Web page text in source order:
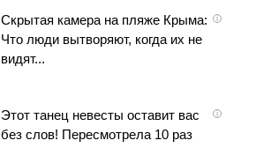
i
Скрытая камера на пляже Крыма:
Что люди вытворяют, когда их не
видят...
i
Этот танец невесты оставит вас
без слов! Пересмотрела 10 раз